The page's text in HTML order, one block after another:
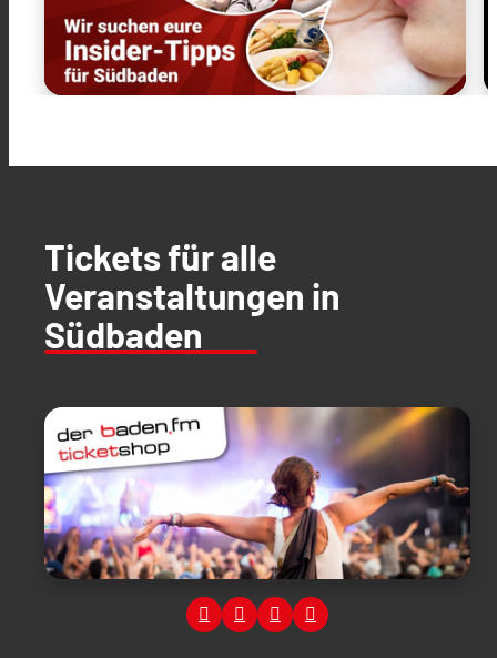
Tickets für alle
Veranstaltungen in
Südbaden